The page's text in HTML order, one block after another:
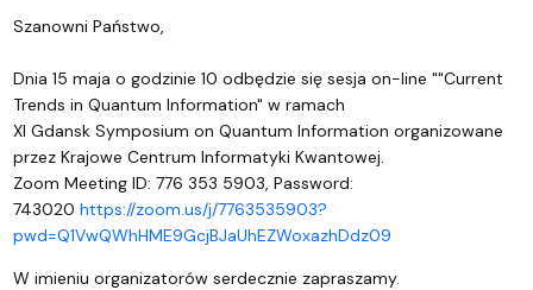
Szanowni Państwo,
Dnia 15 maja o godzinie 10 odbędzie się sesja on-line ""Current
Trends in Quantum Information" w ramach
XI Gdansk Symposium on Quantum Information organizowane
przez Krajowe Centrum Informatyki Kwantowej.
Zoom Meeting ID: 776 353 5903, Password:
743020 https://zoom.us/j/7763535903?
pwd=Q1VwQWhHME9GcjBJaUhEZWoxazhDdz09
W imieniu organizatorów serdecznie zapraszamy.